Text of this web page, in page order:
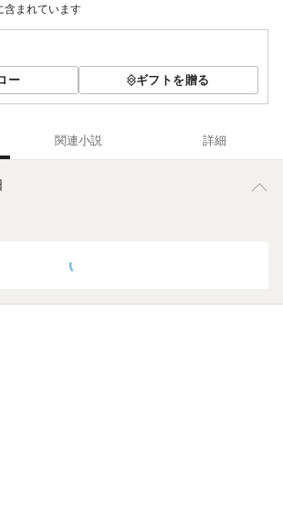
含まれています
ー ギフトを贈る
関連小説 詳細